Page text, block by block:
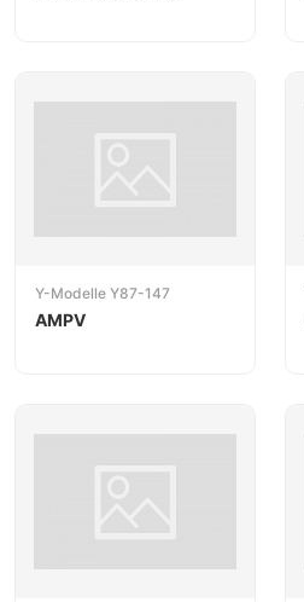
Y-Modelle Y87-147
AMPV